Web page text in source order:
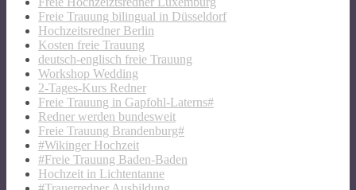
Freie Trauung bilingual in Düsseldorf
Hochzeitsredner Berlin
Kosten freie Trauung
deutsch-englisch freie Trauung
Workshop Wedding
2-Tages-Kurs Redner
Freie Trauung in Gapfohl-Laterns#
Redner werden bundesweit
Freie Trauung Brandenburg#
#Wikinger Hochzeit
#Freie Trauung Baden-Baden
Hochzeit in Lichtentanne